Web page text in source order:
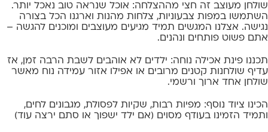
שולחן מעוצב זה חצי מההצלחה: אוכל שנראה טוב נאכל יותר.
השתמשו במפות צבעוניות, צלחות מהנות וארגנו הכל בצורה
נגישה. אצלנו המגשים תמיד מגיעים מעוצבים ומוכנים להגשה –
אתם פשוט פותחים ונהנים.
תכננו פינת אכילה נוחה: ילדים לא אוהבים לשבת הרבה זמן, אז
עדיף שולחנות קטנים מרובים או אפילו אזור עמידה נוח מאשר
שולחן אחד ארוך ורשמי.
הכינו ציוד נוסף: מפיות רבות, שקיות לפסולת, מגבונים לחים,
ותמיד הזמינו בעודף מסוים (אם ילד ישפוך או סתם ירצה עוד)